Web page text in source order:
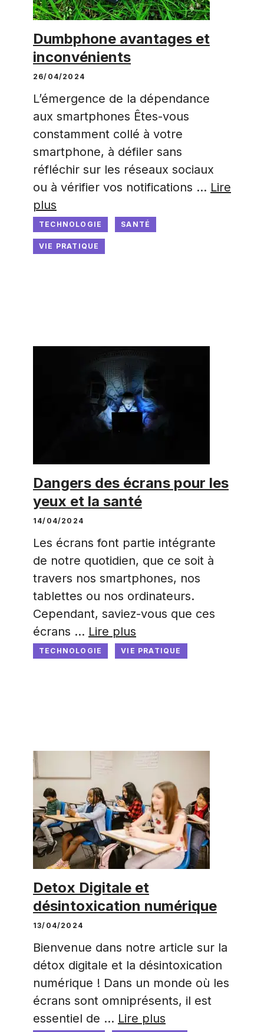
Dumbphone avantages et
inconvénients
26/04/2024
L’émergence de la dépendance
aux smartphones Êtes-vous
constamment collé à votre
smartphone, à défiler sans
réfléchir sur les réseaux sociaux
ou à vérifier vos notifications … Lire
plus
TECHNOLOGIE SANTÉ
VIE PRATIQUE
Dangers des écrans pour les
yeux et la santé
14/04/2024
Les écrans font partie intégrante
de notre quotidien, que ce soit à
travers nos smartphones, nos
tablettes ou nos ordinateurs.
Cependant, saviez-vous que ces
écrans … Lire plus
TECHNOLOGIE VIE PRATIQUE
Detox Digitale et
désintoxication numérique
13/04/2024
Bienvenue dans notre article sur la
détox digitale et la désintoxication
numérique ! Dans un monde où les
écrans sont omniprésents, il est
essentiel de … Lire plus